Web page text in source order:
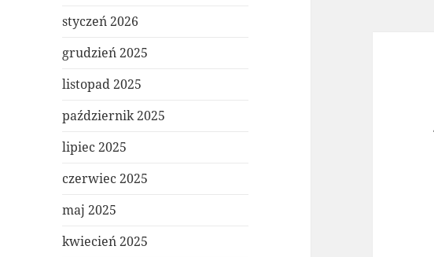
styczeń 2026
grudzień 2025
listopad 2025
październik 2025
lipiec 2025
czerwiec 2025
maj 2025
kwiecień 2025